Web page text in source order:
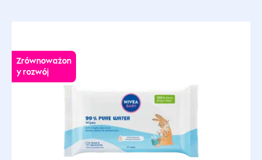
Zrównoważon
y rozwój